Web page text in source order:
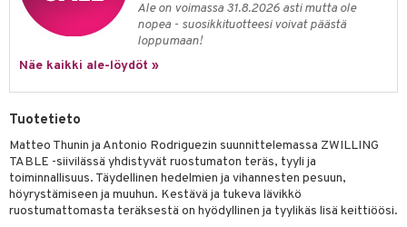
Ale on voimassa 31.8.2026 asti mutta ole
nopea - suosikkituotteesi voivat päästä
loppumaan!
Näe kaikki ale-löydöt »
Tuotetieto
Matteo Thunin ja Antonio Rodriguezin suunnittelemassa ZWILLING
TABLE -siivilässä yhdistyvät ruostumaton teräs, tyyli ja
toiminnallisuus. Täydellinen hedelmien ja vihannesten pesuun,
höyrystämiseen ja muuhun. Kestävä ja tukeva lävikkö
ruostumattomasta teräksestä on hyödyllinen ja tyylikäs lisä keittiöösi.
& Korit
& Korit
tekstiilit
tekstiilit
& Tyynyliinat
& Peitot
& Lyhdyt
& vastauksia